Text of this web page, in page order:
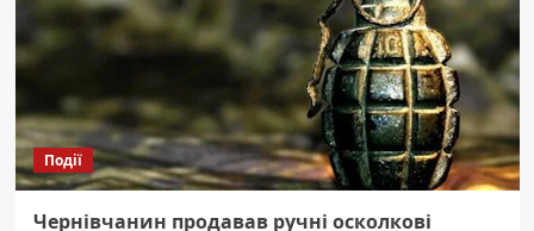
Події
Чернівчанин продавав ручні осколкові